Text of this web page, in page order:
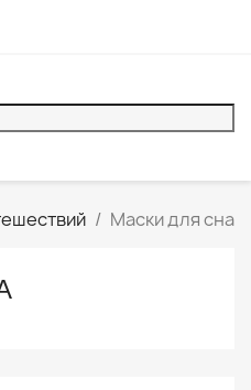
Маски для сна